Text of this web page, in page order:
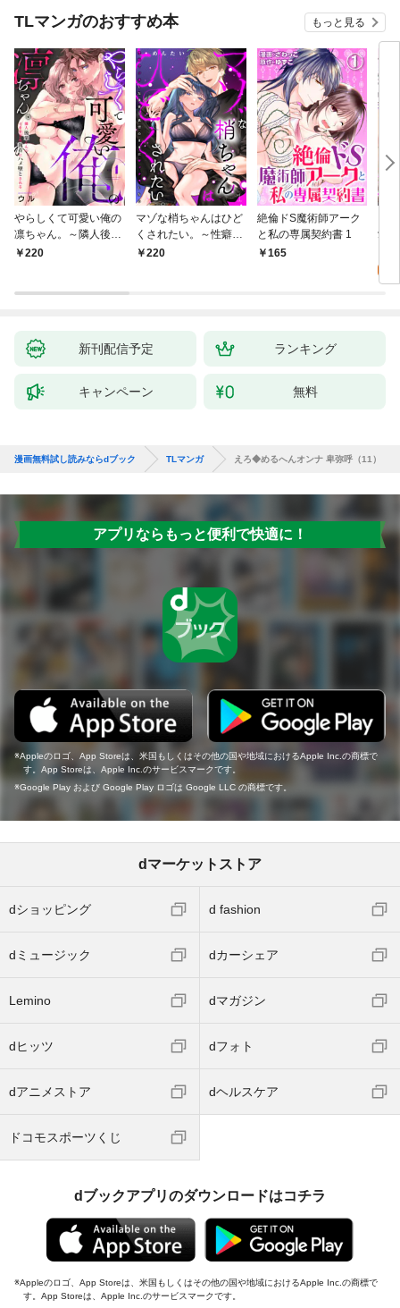
TLマンガのおすすめ本 もっと見る
やらしくて可愛い俺の
凛ちゃん。～隣人後輩
くんのイキすぎた執着
220
マゾな梢ちゃんはひど
くされたい。～性癖マ
ッチした後輩と欲望の
220
絶倫ドS魔術師アーク
と私の専属契約書 1
165
愛
新刊配信予定 ランキング
キャンペーン 無料
漫画無料試し読みならdブック TLマンガ えろ◆めるへんオンナ 卑弥呼（11）
アプリならもっと便利で快適に！
Appleのロゴ、App Storeは、米国もしくはその他の国や地域におけるApple Inc.の商標で
す。App Storeは、Apple Inc.のサービスマークです。
Google Play および Google Play ロゴは Google LLC の商標です。
dマーケットストア
dショッピング d fashion
dミュージック dカーシェア
Lemino dマガジン
dヒッツ dフォト
dアニメストア dヘルスケア
ドコモスポーツくじ
dブックアプリのダウンロードはコチラ
Appleのロゴ、App Storeは、米国もしくはその他の国や地域におけるApple Inc.の商標で
す。App Storeは、Apple Inc.のサービスマークです。